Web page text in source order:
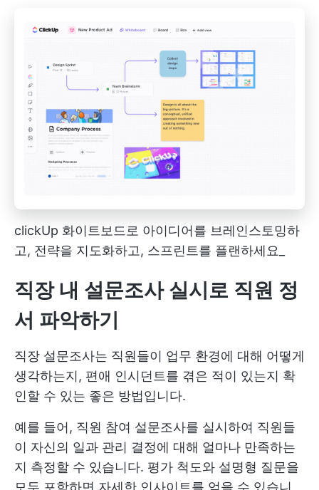
clickUp 화이트보드로 아이디어를 브레인스토밍하
고, 전략을 지도화하고, 스프린트를 플랜하세요_
직장 내 설문조사 실시로 직원 정
서 파악하기
직장 설문조사는 직원들이 업무 환경에 대해 어떻게
생각하는지, 편애 인시던트를 겪은 적이 있는지 확
인할 수 있는 좋은 방법입니다.
예를 들어, 직원 참여 설문조사를 실시하여 직원들
이 자신의 일과 관리 결정에 대해 얼마나 만족하는
지 측정할 수 있습니다. 평가 척도와 설명형 질문을
모두 포함하면 자세한 인사이트를 얻을 수 있습니